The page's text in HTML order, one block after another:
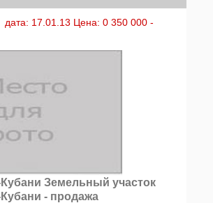
17.01.13 Цена: 0 350 000 -
Земельный участок
- продажа